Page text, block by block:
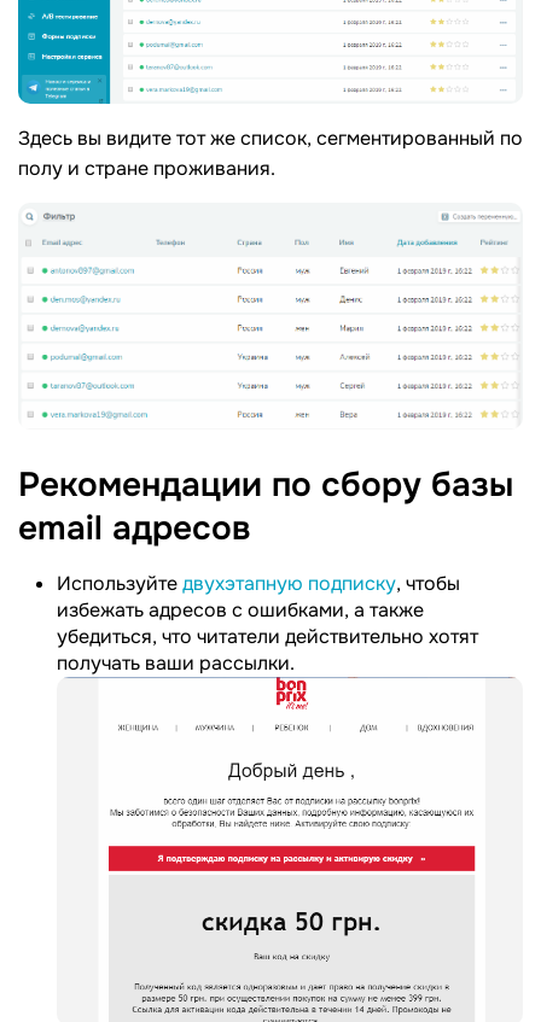
Здесь вы видите тот же список, сегментированный по
полу и стране проживания.
Рекомендации по сбору базы
email адресов
Используйтедвухэтапную подписку, чтобы
избежать адресов с ошибками, а также
убедиться, что читатели действительно хотят
получать ваши рассылки.